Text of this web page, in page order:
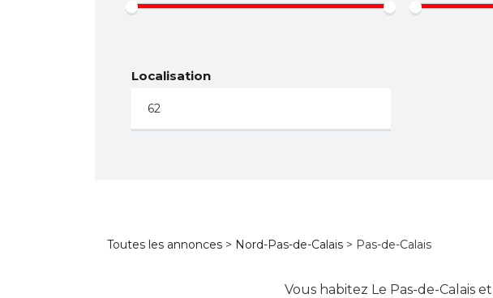
Localisation
Toutes les annonces > Nord-Pas-de-Calais > Pas-de-Calais
Vous habitez Le Pas-de-Calais